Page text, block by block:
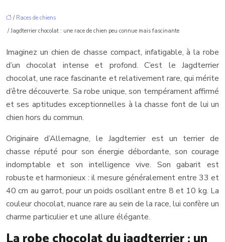
/ Races de chiens
/ Jagdterrier chocolat : une race de chien peu connue mais fascinante
Imaginez un chien de chasse compact, infatigable, à la robe
d’un chocolat intense et profond. C’est le Jagdterrier
chocolat, une race fascinante et relativement rare, qui mérite
d’être découverte. Sa robe unique, son tempérament affirmé
et ses aptitudes exceptionnelles à la chasse font de lui un
chien hors du commun.
Originaire d’Allemagne, le Jagdterrier est un terrier de
chasse réputé pour son énergie débordante, son courage
indomptable et son intelligence vive. Son gabarit est
robuste et harmonieux : il mesure généralement entre 33 et
40 cm au garrot, pour un poids oscillant entre 8 et 10 kg. La
couleur chocolat, nuance rare au sein de la race, lui confère un
charme particulier et une allure élégante.